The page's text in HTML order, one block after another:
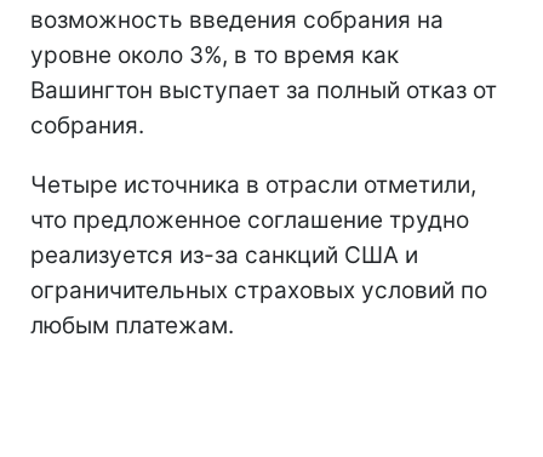
возможность введения собрания на
уровне около 3%, в то время как
Вашингтон выступает за полный отказ от
собрания.
Четыре источника в отрасли отметили,
что предложенное соглашение трудно
реализуется из-за санкций США и
ограничительных страховых условий по
любым платежам.